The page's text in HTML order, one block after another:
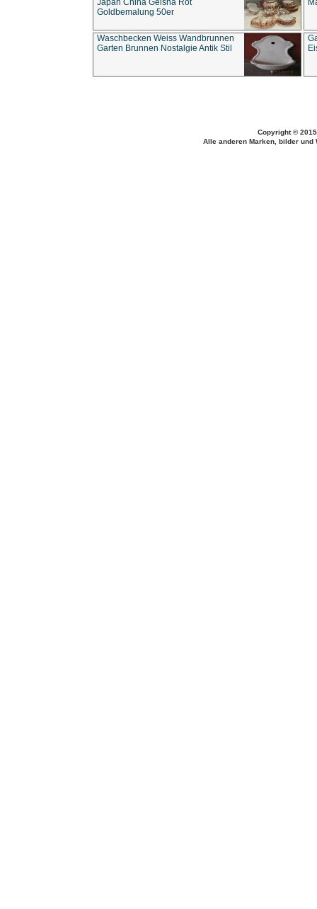
Japan China Geisha Rot
Goldbemalung 50er
Waschbecken Weiss Wandbrunnen
Garten Brunnen Nostalgie Antik Stil
Copyright ©
Alle anderen Marken, bilder und